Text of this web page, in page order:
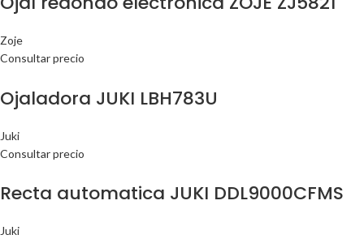
Zoje
Consultar precio
Ojaladora JUKI LBH783U
Juki
Consultar precio
Recta automatica JUKI DDL9000CFMS
Juki